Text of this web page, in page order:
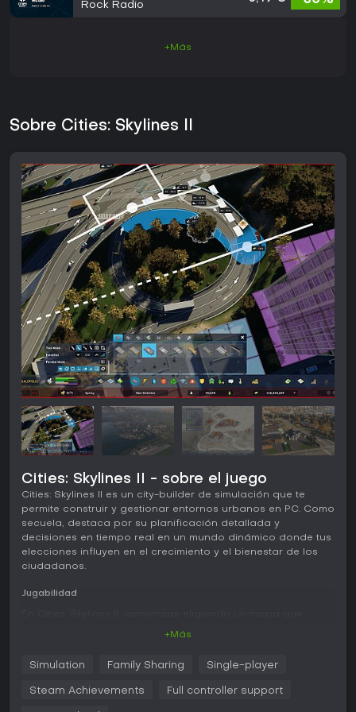
Rock Radio
+Más
Sobre Cities: Skylines II
Cities: Skylines II - sobre el juego
Cities: Skylines II es un city-builder de simulación que te
permite construir y gestionar entornos urbanos en PC. Como
secuela, destaca por su planificación detallada y
decisiones en tiempo real en un mundo dinámico donde tus
elecciones influyen en el crecimiento y el bienestar de los
ciudadanos.
Jugabilidad
residenciales, comerciales e industriales, y construir
infraestructuras como redes eléctricas, suministro de agua
+Más
Simulation Family Sharing Single-player
Steam Achievements Full controller support